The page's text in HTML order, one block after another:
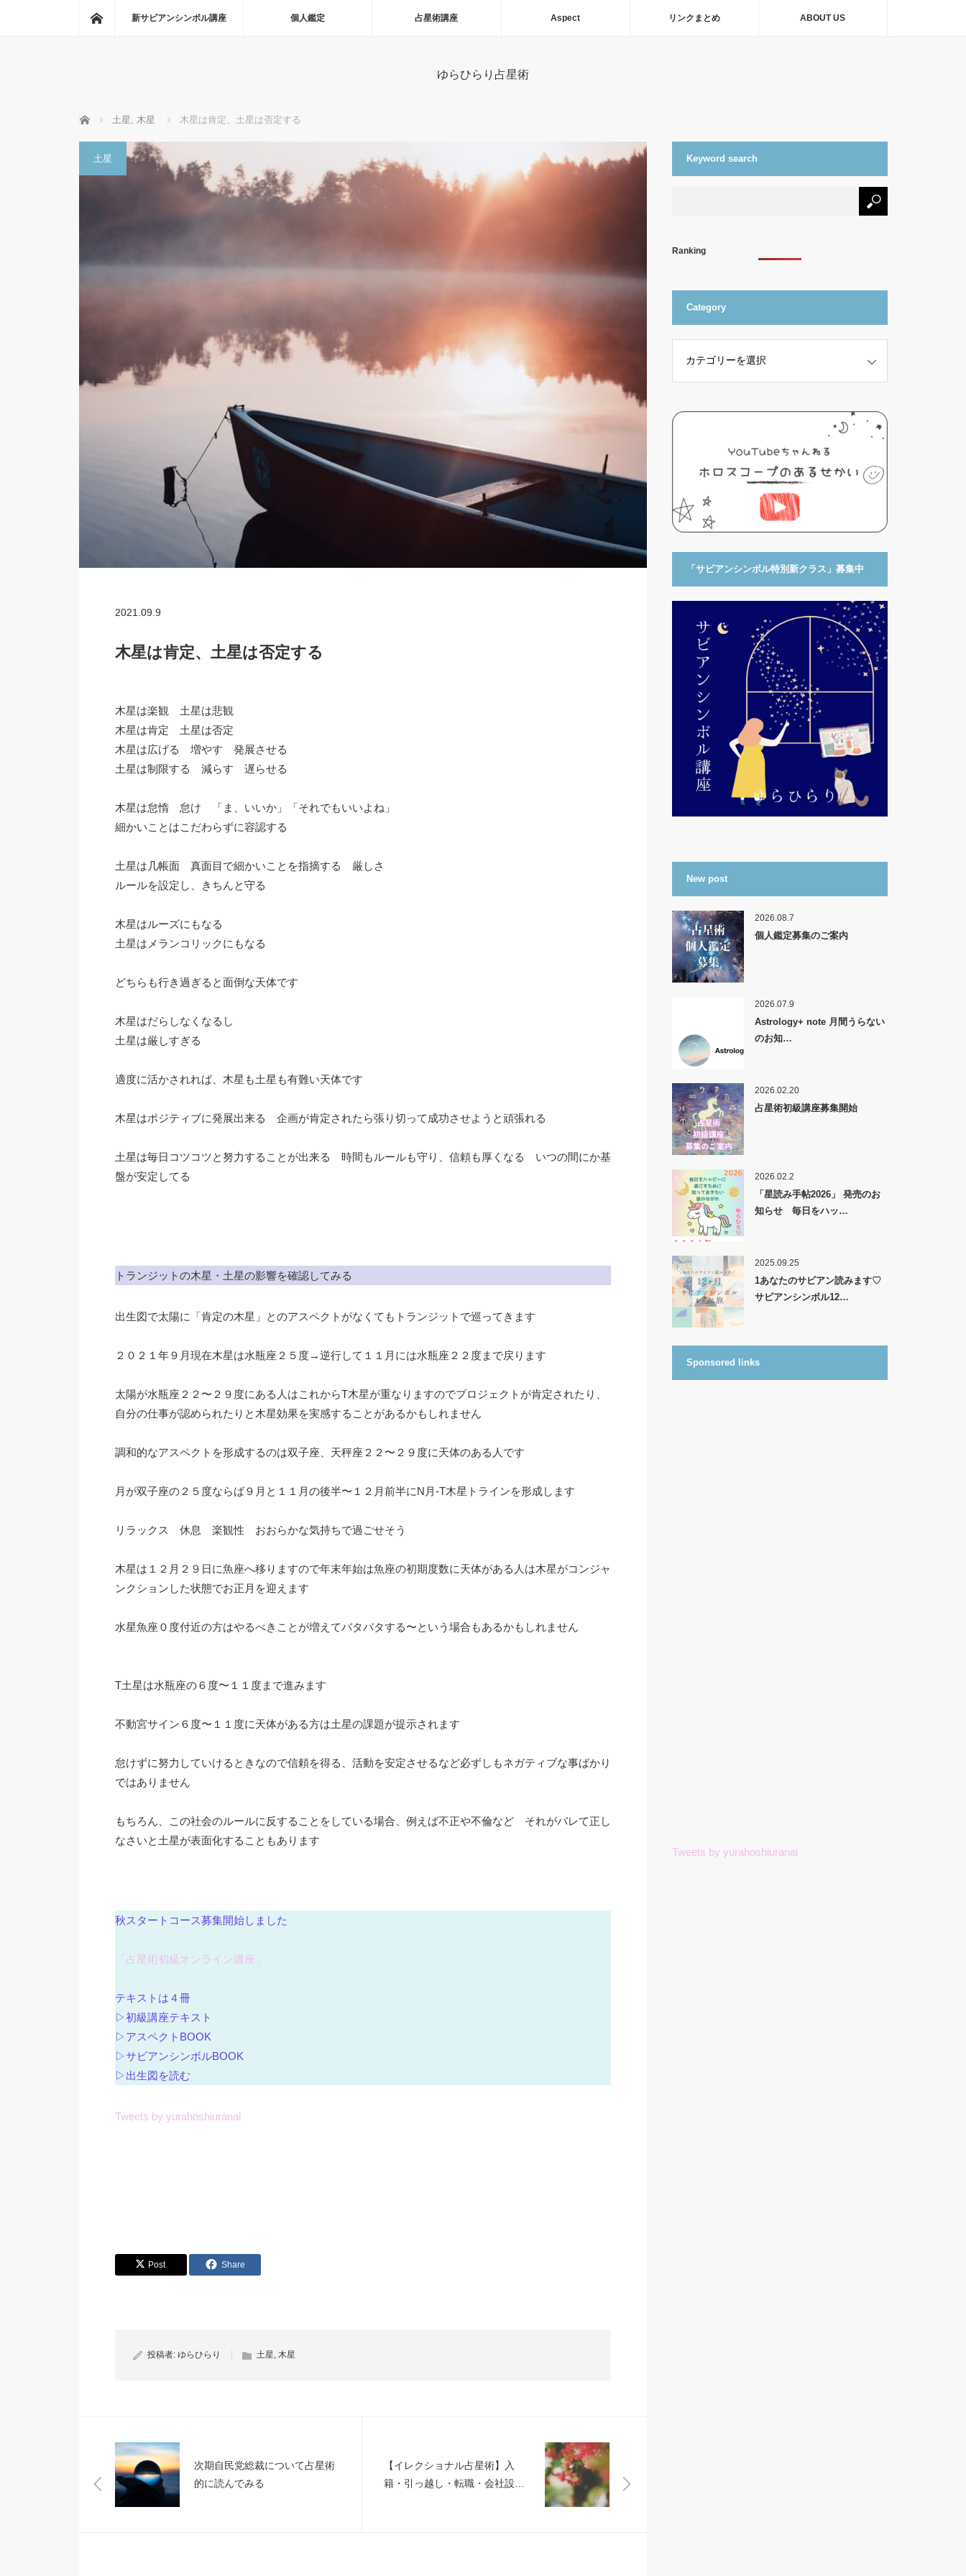
ホーム
新サビアンシンボル講座 個人鑑定 占星術講座 Aspect リンクまとめ ABOUT US
ゆらひらり占星術
ホーム 土星 , 木星 木星は肯定、土星は否定する
土星
2021.09.9
木星は肯定、土星は否定する
木星は楽観 土星は悲観
木星は肯定 土星は否定
木星は広げる 増やす 発展させる
土星は制限する 減らす 遅らせる
木星は怠惰 怠け 「ま、いいか」「それでもいいよね」
細かいことはこだわらずに容認する
土星は几帳面 真面目で細かいことを指摘する 厳しさ
ルールを設定し、きちんと守る
木星はルーズにもなる
土星はメランコリックにもなる
どちらも行き過ぎると面倒な天体です
木星はだらしなくなるし
土星は厳しすぎる
適度に活かされれば、木星も土星も有難い天体です
木星はポジティブに発展出来る 企画が肯定されたら張り切って成功させようと頑張れる
土星は毎日コツコツと努力することが出来る 時間もルールも守り、信頼も厚くなる いつの間にか基
盤が安定してる
トランジットの木星・土星の影響を確認してみる
出生図で太陽に「肯定の木星」とのアスペクトがなくてもトランジットで巡ってきます
２０２１年９月現在木星は水瓶座２５度→逆行して１１月には水瓶座２２度まで戻ります
太陽が水瓶座２２〜２９度にある人はこれからT木星が重なりますのでプロジェクトが肯定されたり、
自分の仕事が認められたりと木星効果を実感することがあるかもしれません
調和的なアスペクトを形成するのは双子座、天秤座２２〜２９度に天体のある人です
月が双子座の２５度ならば９月と１１月の後半〜１２月前半にN月-T木星トラインを形成します
リラックス 休息 楽観性 おおらかな気持ちで過ごせそう
木星は１２月２９日に魚座へ移りますので年末年始は魚座の初期度数に天体がある人は木星がコンジャ
ンクションした状態でお正月を迎えます
水星魚座０度付近の方はやるべきことが増えてバタバタする〜という場合もあるかもしれません
T土星は水瓶座の６度〜１１度まで進みます
不動宮サイン６度〜１１度に天体がある方は土星の課題が提示されます
怠けずに努力していけるときなので信頼を得る、活動を安定させるなど必ずしもネガティブな事ばかり
ではありません
もちろん、この社会のルールに反することをしている場合、例えば不正や不倫など それがバレて正し
なさいと土星が表面化することもあります
秋スタートコース募集開始しました
「占星術初級オンライン講座」
テキストは４冊
▷初級講座テキスト
▷アスペクトBOOK
▷サビアンシンボルBOOK
▷出生図を読む
Tweets by yurahoshiuranai
Post Share
投稿者: ゆらひらり 土星 木星
次期自民党総裁について占星術
的に読んでみる
【イレクショナル占星術】入
籍・引っ越し・転職・会社設
Keyword search
Ranking
Category
「サビアンシンボル特別新クラス」募集中
New post
2026.08.7
個人鑑定募集のご案内
2026.07.9
Astrology+ note 月間うらない
のお知…
2026.02.20
占星術初級講座募集開始
2026.02.2
「星読み手帖2026」 発売のお
知らせ 毎日をハッ…
2025.09.25
1あなたのサビアン読みます♡
サビアンシンボル12…
Sponsored links
Tweets by yurahoshiuranai